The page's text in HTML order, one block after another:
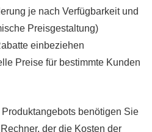
je nach Verfügbarkeit und
Preisgestaltung)
einbeziehen
Preise für bestimmte Kunden
benötigen Sie
der die Kosten der